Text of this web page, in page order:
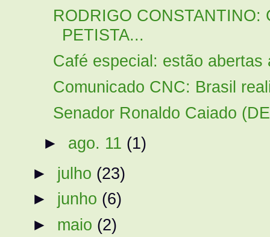
RODRIGO CONSTANTINO:
PETISTA...
Café especial: estão
Comunicado CNC: Brasil
Senador Ronaldo Caiado
► ago. 11 (1)
► julho (23)
► junho (6)
► maio (2)